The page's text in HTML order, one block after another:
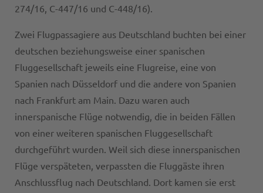
274/16, C-447/16 und C-448/16).
Zwei Flugpassagiere aus Deutschland buchten bei einer
deutschen beziehungsweise einer spanischen
Fluggesellschaft jeweils eine Flugreise, eine von
Spanien nach Düsseldorf und die andere von Spanien
nach Frankfurt am Main. Dazu waren auch
innerspanische Flüge notwendig, die in beiden Fällen
von einer weiteren spanischen Fluggesellschaft
durchgeführt wurden. Weil sich diese innerspanischen
Flüge verspäteten, verpassten die Fluggäste ihren
Anschlussflug nach Deutschland. Dort kamen sie erst